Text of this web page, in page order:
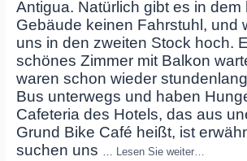
Antigua. Natürlich gibt es in dem
Gebäude keinen Fahrstuhl, und
uns in den zweiten Stock hoch.
schönes Zimmer mit Balkon
waren schon wieder
Bus unterwegs und haben
Cafeteria des Hotels, das aus
Grund Bike Café heißt, ist
suchen uns … Lesen Sie weiter…